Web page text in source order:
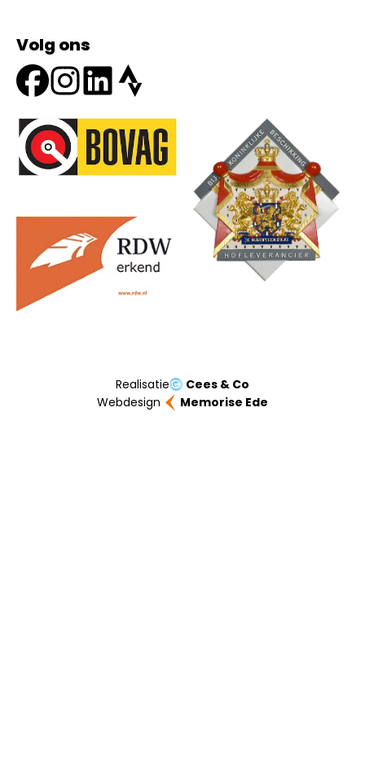
Volg ons
Onze partners
Realisatie
Cees & Co
Webdesign
Memorise Ede